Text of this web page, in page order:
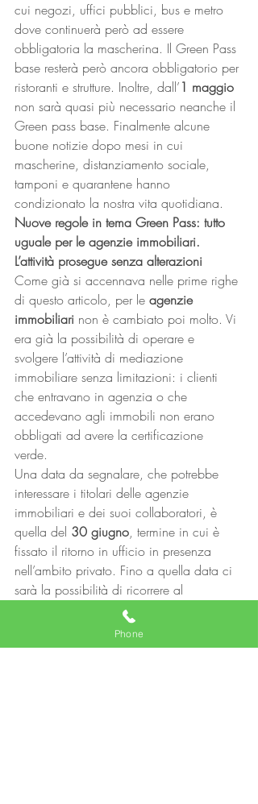
cui negozi, uffici pubblici, bus e metro
dove continuerà però ad essere
obbligatoria la mascherina. Il Green Pass
base resterà però ancora obbligatorio per
ristoranti e strutture. Inoltre, dall’1 maggio
non sarà quasi più necessario neanche il
Green pass base. Finalmente alcune
buone notizie dopo mesi in cui
mascherine, distanziamento sociale,
tamponi e quarantene hanno
condizionato la nostra vita quotidiana.
Nuove regole in tema Green Pass: tutto
uguale per le agenzie immobiliari.
L’attività prosegue senza alterazioni
Come già si accennava nelle prime righe
di questo articolo, per le agenzie
immobiliari non è cambiato poi molto. Vi
era già la possibilità di operare e
svolgere l’attività di mediazione
immobiliare senza limitazioni: i clienti
che entravano in agenzia o che
accedevano agli immobili non erano
obbligati ad avere la certificazione
verde.
Una data da segnalare, che potrebbe
interessare i titolari delle agenzie
immobiliari e dei suoi collaboratori, è
quella del 30 giugno, termine in cui è
fissato il ritorno in ufficio in presenza
nell’ambito privato. Fino a quella data ci
sarà la possibilità di ricorrere al
cosiddetto “lavoro agile” nel settore
privato senza l’accordo individuale tra
datore di lavoro e lavoratore.
Phone